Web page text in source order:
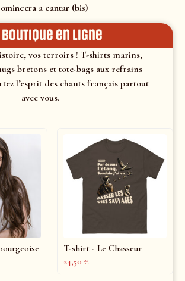
a cantar (bis)
Boutique en ligne
vos terroirs ! T-shirts marins,
bretons et tote-bags aux refrains
l’esprit des chants français partout
avec vous.
T-shirt - Le Chasseur
24,50 €